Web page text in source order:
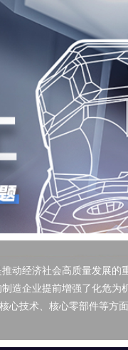
动经济社会高质量发展
造企业提前增强了化危
心技术、核心零部件等方